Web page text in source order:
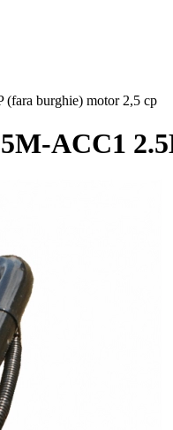
burghie) motor 2,5 cp
ACC1